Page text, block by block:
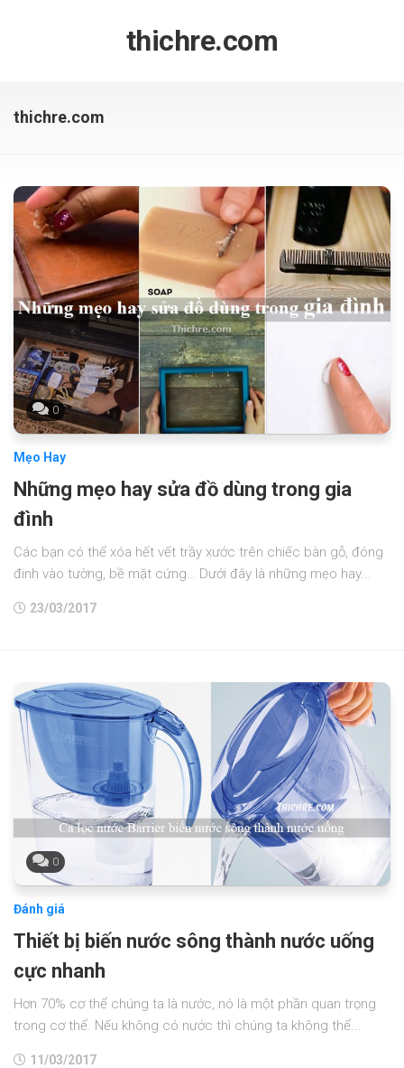
thichre.com
thichre.com
0
Mẹo Hay
Những mẹo hay sửa đồ dùng trong gia
đình
Các bạn có thể xóa hết vết trầy xước trên chiếc bàn gỗ, đóng
đinh vào tường, bề mặt cứng… Dưới đây là những mẹo hay...
23/03/2017
0
Đánh giá
Thiết bị biến nước sông thành nước uống
cực nhanh
Hơn 70% cơ thể chúng ta là nước, nó là một phần quan trọng
trong cơ thể. Nếu không có nước thì chúng ta không thể...
11/03/2017